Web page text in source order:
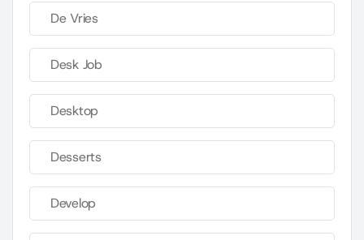
De Vries
Desk Job
Desktop
Desserts
Develop